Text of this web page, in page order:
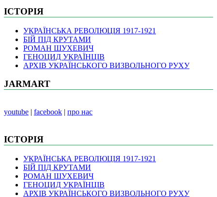
ІСТОРІЯ
УКРАЇНСЬКА РЕВОЛЮЦІЯ 1917-1921
БІЙ ПІД КРУТАМИ
РОМАН ШУХЕВИЧ
ГЕНОЦИД УКРАЇНЦІВ
АРХІВ УКРАЇНСЬКОГО ВИЗВОЛЬНОГО РУХУ
JARMART
youtube | facebook | про нас
ІСТОРІЯ
УКРАЇНСЬКА РЕВОЛЮЦІЯ 1917-1921
БІЙ ПІД КРУТАМИ
РОМАН ШУХЕВИЧ
ГЕНОЦИД УКРАЇНЦІВ
АРХІВ УКРАЇНСЬКОГО ВИЗВОЛЬНОГО РУХУ